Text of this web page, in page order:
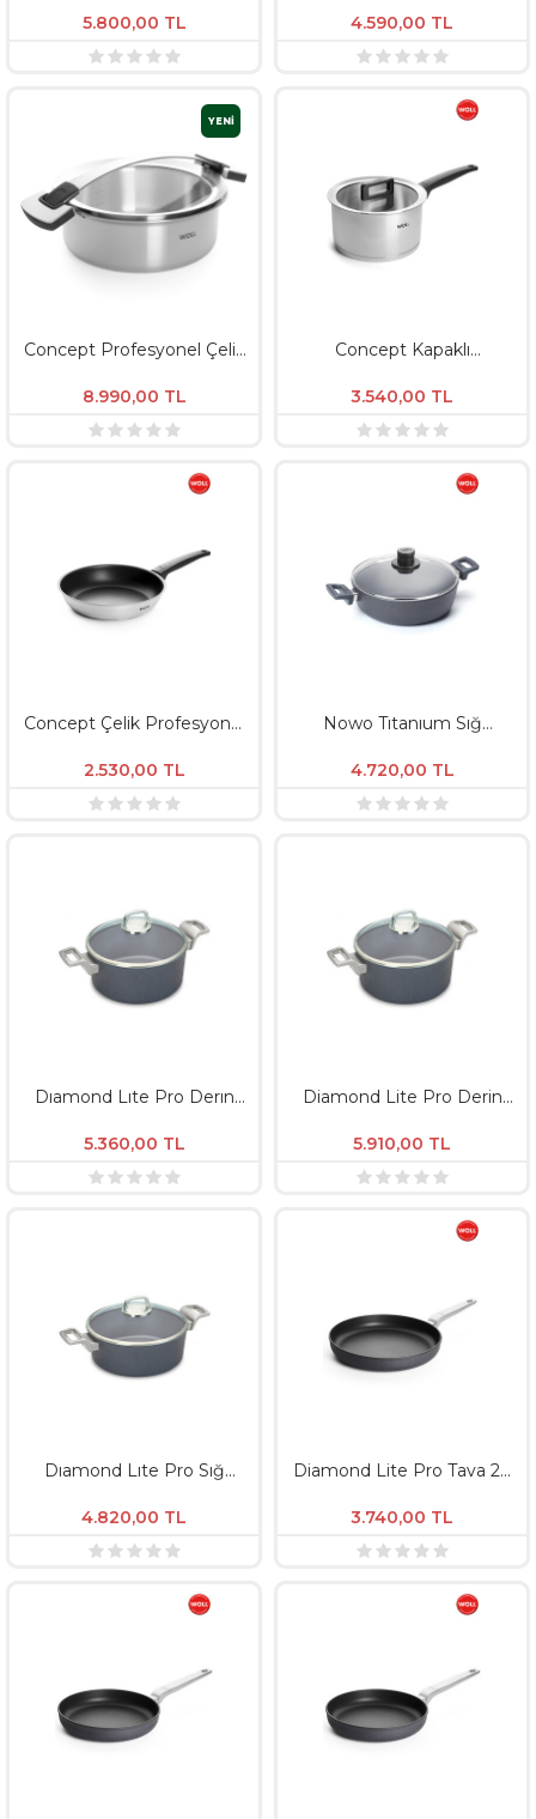
13,5Cm İndüksiyon
5.800,00 TL
4.590,00 TL
YENİ
Concept Profesyonel Çelik
8.990,00 TL
Concept Kapaklı
- 20 CM
3.540,00 TL
Concept Çelik Profesyonel
2.530,00 TL
Nowo Tıtanıum Sığ
8Cm Nt
4.720,00 TL
Dıamond Lıte Pro Derın
10,5Cm Dl
5.360,00 TL
Diamond Lite Pro Derin
10,5 CM İndüksiyon
5.910,00 TL
Dıamond Lıte Pro Sığ
9Cm Dl
4.820,00 TL
Diamond Lite Pro Tava 28
3.740,00 TL